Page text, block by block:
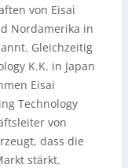
von Eisai
Nordamerika in
Gleichzeitig
K.K. in Japan
Eisai
Technology
von
dass die
stärkt.